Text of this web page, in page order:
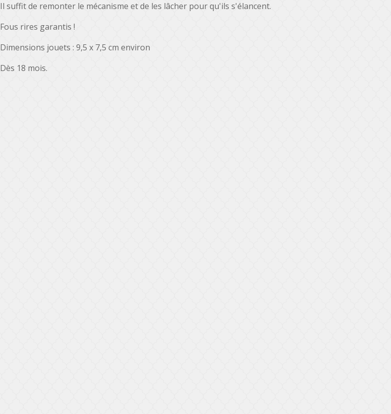
Il suffit de remonter le mécanisme et de les lâcher pour qu'ils s'élancent.
Fous rires garantis !
Dimensions jouets : 9,5 x 7,5 cm environ
Dès 18 mois.